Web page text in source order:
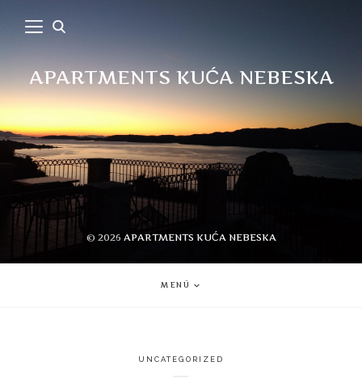
APARTMENTS KUĆA NEBESKA
© 2026 APARTMENTS KUĆA NEBESKA
MENÜ
UNCATEGORIZED